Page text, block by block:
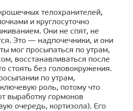
телохранителей,
и круглосуточно
Они не спят, не
Это — надпочечники, и они
мог просыпаться по утрам,
восстанавливаться после
стоять без головокружения.
по утрам,
роль, потому что
выработку гормонов
очередь, кортизола). Его